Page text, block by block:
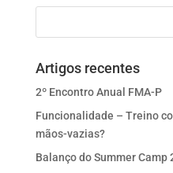
Artigos recentes
2º Encontro Anual FMA-P
Funcionalidade – Treino
mãos-vazias?
Balanço do Summer Camp